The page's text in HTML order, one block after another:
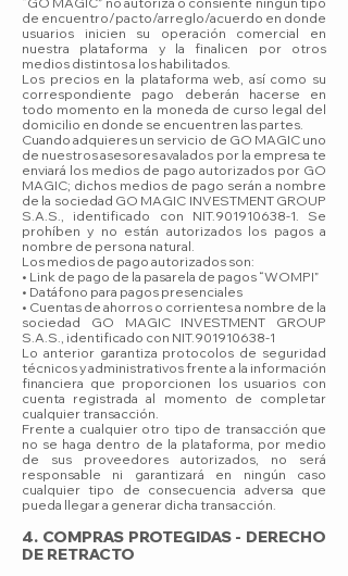
de encuentro/pacto/arreglo/acuerdo en donde
usuarios inicien su operación comercial en
nuestra plataforma y la finalicen por otros
medios distintos a los habilitados.
Los precios en la plataforma web, así como su
correspondiente pago deberán hacerse en
todo momento en la moneda de curso legal del
domicilio en donde se encuentren las partes.
Cuando adquieres un servicio de GO MAGIC uno
de nuestros asesores avalados por la empresa te
enviará los medios de pago autorizados por GO
MAGIC; dichos medios de pago serán a nombre
de la sociedad GO MAGIC INVESTMENT GROUP
S.A.S., identificado con NIT.901910638-1. Se
prohíben y no están autorizados los pagos a
nombre de persona natural.
Los medios de pago autorizados son:
• Link de pago de la pasarela de pagos “WOMPI”
• Datáfono para pagos presenciales
• Cuentas de ahorros o corrientes a nombre de la
sociedad GO MAGIC INVESTMENT GROUP
S.A.S., identificado con NIT.901910638-1
Lo anterior garantiza protocolos de seguridad
técnicos y administrativos frente a la información
financiera que proporcionen los usuarios con
cuenta registrada al momento de completar
cualquier transacción.
Frente a cualquier otro tipo de transacción que
no se haga dentro de la plataforma, por medio
de sus proveedores autorizados, no será
responsable ni garantizará en ningún caso
cualquier tipo de consecuencia adversa que
pueda llegar a generar dicha transacción.
4. COMPRAS PROTEGIDAS - DERECHO
DE RETRACTO